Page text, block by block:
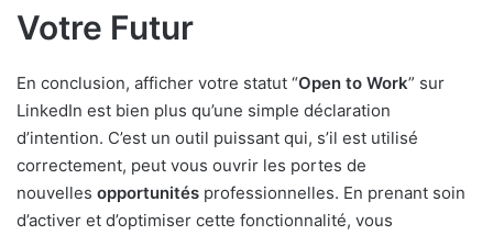
Votre Futur
En conclusion, afficher votre statut “Open to Work” sur
LinkedIn est bien plus qu’une simple déclaration
d’intention. C’est un outil puissant qui, s’il est utilisé
correctement, peut vous ouvrir les portes de
nouvelles opportunités professionnelles. En prenant soin
d’activer et d’optimiser cette fonctionnalité, vous